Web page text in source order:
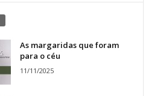
As margaridas que foram
para o céu
11/11/2025